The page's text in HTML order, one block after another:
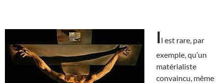
Il est rare, par
exemple, qu’un
matérialiste
convaincu, même